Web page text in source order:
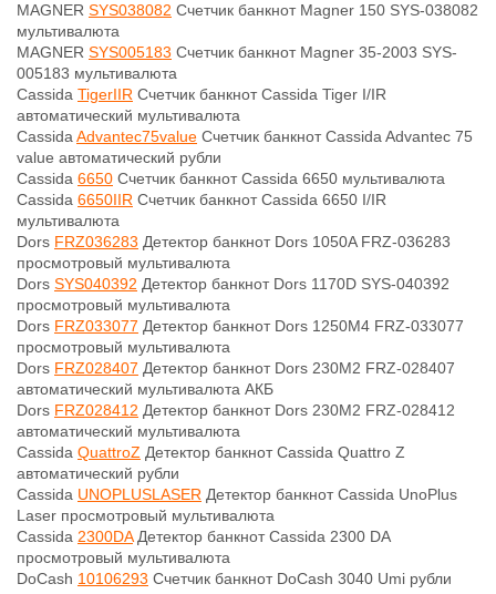
MAGNER SYS038082 Счетчик банкнот Magner 150 SYS-038082
мультивалюта
MAGNER SYS005183 Счетчик банкнот Magner 35-2003 SYS-
005183 мультивалюта
Cassida TigerIIR Счетчик банкнот Cassida Tiger I/IR
автоматический мультивалюта
CassidaAdvantec75value Счетчик банкнот Cassida Advantec 75
value автоматический рубли
Cassida 6650 Счетчик банкнот Cassida 6650 мультивалюта
Cassida 6650IIR Счетчик банкнот Cassida 6650 I/IR
мультивалюта
Dors FRZ036283 Детектор банкнот Dors 1050A FRZ-036283
просмотровый мультивалюта
Dors SYS040392 Детектор банкнот Dors 1170D SYS-040392
просмотровый мультивалюта
Dors FRZ033077 Детектор банкнот Dors 1250M4 FRZ-033077
просмотровый мультивалюта
Dors FRZ028407 Детектор банкнот Dors 230М2 FRZ-028407
автоматический мультивалюта АКБ
Dors FRZ028412 Детектор банкнот Dors 230М2 FRZ-028412
автоматический мультивалюта
Cassida QuattroZ Детектор банкнот Cassida Quattro Z
автоматический рубли
Cassida UNOPLUSLASER Детектор банкнот Cassida UnoPlus
Laser просмотровый мультивалюта
Cassida 2300DAДетектор банкнот Cassida 2300 DA
просмотровый мультивалюта
DoCash 10106293 Счетчик банкнот DoCash 3040 Umi рубли